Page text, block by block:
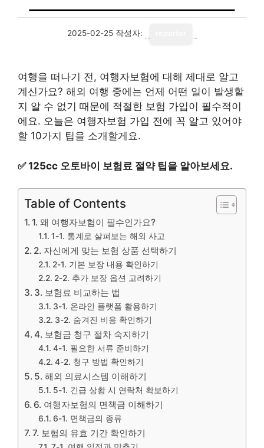
2025-02-25 작성자:
여행을 떠나기 전, 여행자보험에 대해 제대로 알고
계신가요? 해외 여행 중에는 언제 어떤 일이 발생할
지 알 수 없기 때문에 적절한 보험 가입이 필수적이
에요. 오늘은 여행자보험 가입 전에 꼭 알고 있어야
할 10가지 팁을 소개할게요.
✅125cc 오토바이 보험료 절약 팁을 알아보세요.
Table of Contents
1. 왜 여행자보험이 필수인가요?
1-1. 통계로 살펴보는 해외 사고
2. 자신에게 맞는 보험 상품 선택하기
2-1. 기본 보장 내용 확인하기
2-2. 추가 보장 옵션 고려하기
3. 보험료 비교하는 법
3-1. 온라인 플랫폼 활용하기
3-2. 숨겨진 비용 확인하기
4. 보험금 청구 절차 숙지하기
4-1. 필요한 서류 준비하기
4-2. 청구 방법 확인하기
5. 해외 의료시스템 이해하기
5-1. 긴급 상황 시 연락처 확보하기
6. 여행자보험의 면책금 이해하기
6-1. 면책금의 종류
7. 보험의 유효 기간 확인하기